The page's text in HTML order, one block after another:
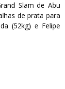
Slam de Abu
de prata para
(52kg) e Felipe